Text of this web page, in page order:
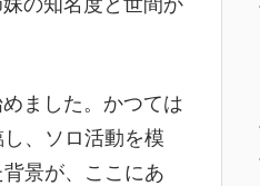
ました。かつては
、ソロ活動を模
景が、ここにあ